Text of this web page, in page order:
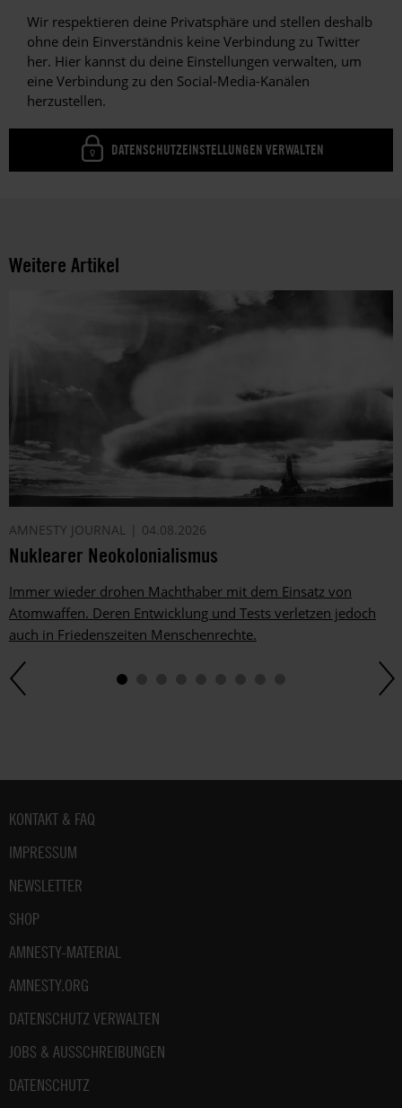
Wir respektieren deine Privatsphäre und stellen deshalb
ohne dein Einverständnis keine Verbindung zu Twitter
her. Hier kannst du deine Einstellungen verwalten, um
eine Verbindung zu den Social-Media-Kanälen
herzustellen.
DATENSCHUTZEINSTELLUNGEN VERWALTEN
Weitere Artikel
AMNESTY JOURNAL 04.08.2026
Nuklearer Neokolonialismus
Immer wieder drohen Machthaber mit dem Einsatz von
Atomwaffen. Deren Entwicklung und Tests verletzen jedoch
auch in Friedenszeiten Menschenrechte.
Fußbereich
KONTAKT & FAQ
IMPRESSUM
NEWSLETTER
SHOP
AMNESTY-MATERIAL
AMNESTY.ORG
DATENSCHUTZ VERWALTEN
JOBS & AUSSCHREIBUNGEN
DATENSCHUTZ